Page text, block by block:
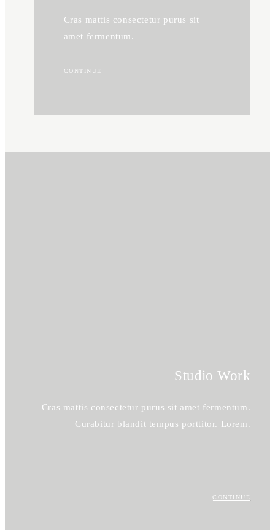
Cras mattis consectetur purus sit
amet fermentum.
CONTINUE
Studio Work
Cras mattis consectetur purus sit amet fermentum.
Curabitur blandit tempus porttitor. Lorem.
CONTINUE